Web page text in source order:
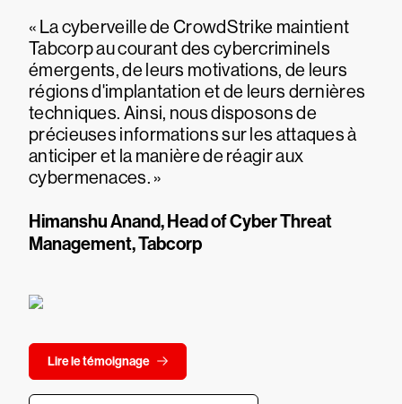
« La cyberveille de CrowdStrike maintient
Tabcorp au courant des cybercriminels
émergents, de leurs motivations, de leurs
régions d'implantation et de leurs dernières
techniques. Ainsi, nous disposons de
précieuses informations sur les attaques à
anticiper et la manière de réagir aux
cybermenaces. »
Himanshu Anand, Head of Cyber Threat
Management, Tabcorp
Lire le témoignage